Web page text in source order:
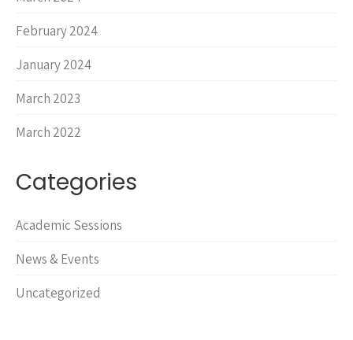
February 2024
January 2024
March 2023
March 2022
Categories
Academic Sessions
News & Events
Uncategorized